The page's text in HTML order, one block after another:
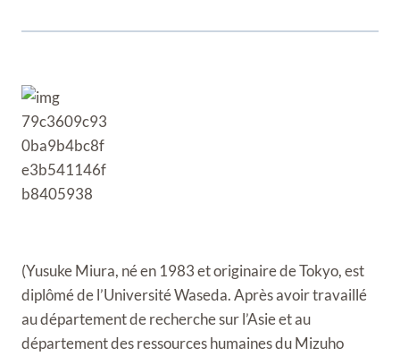
(Yusuke Miura, né en 1983 et originaire de Tokyo, est
diplômé de l’Université Waseda. Après avoir travaillé
au département de recherche sur l’Asie et au
département des ressources humaines du Mizuho